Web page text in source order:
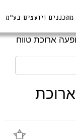
ארוכת טווח